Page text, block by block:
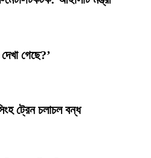
গেছে?’
ট্রেন চলাচল বন্ধ